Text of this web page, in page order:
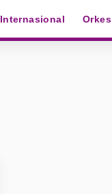
Internasional Orkes